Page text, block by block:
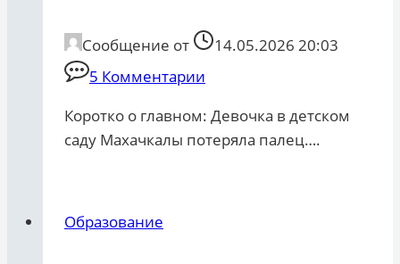
Сообщение от
14.05.2026 20:03
5 Комментарии
Коротко о главном: Девочка в детском
саду Махачкалы потеряла палец….
Образование